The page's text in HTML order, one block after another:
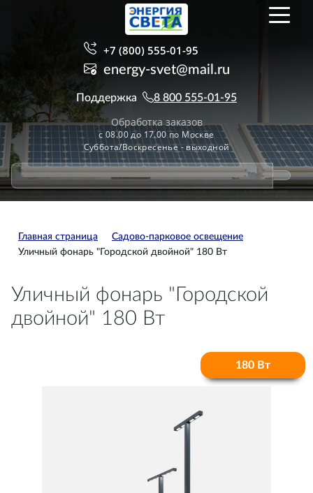
+7 (800) 555-01-95
energy-svet@mail.ru
Поддержка 8 800 555-01-95
Обработка заказов
с 08.00 до 17.00 по Москве
Суббота/Воскресенье - выходной
Главная страница
Садово-парковое освещение
Уличный фонарь "Городской двойной" 180 Вт
Уличный фонарь "Городской
двойной" 180 Вт
180 Вт